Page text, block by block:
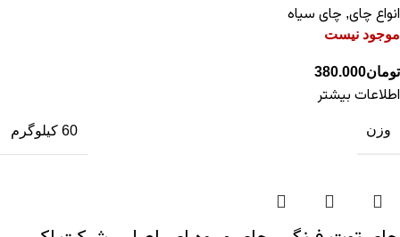
انواع چای, چای سیاه
موجود نیست
تومان380.000
اطلاعات بیشتر
وزن 60 کیلوگرم